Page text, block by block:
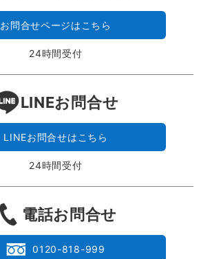
お問合せページはこちら
24時間受付
LINEお問合せ
LINEお問合せはこちら
24時間受付
電話お問合せ
0120-818-999